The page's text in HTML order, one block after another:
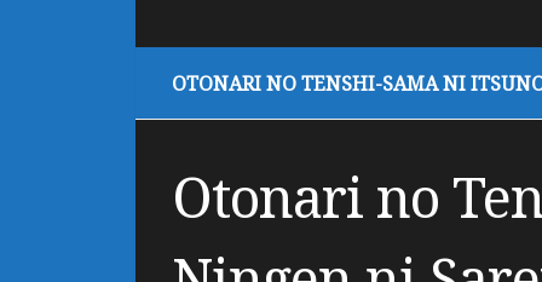
OTONARI NO TENSHI-SAMA NI
Otonari no